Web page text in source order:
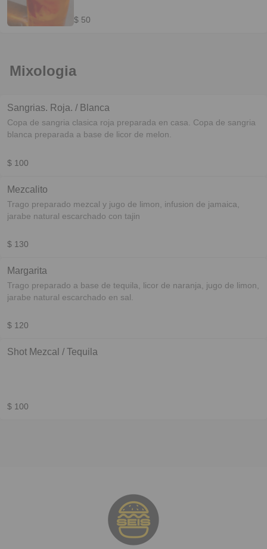
$ 50
Mixologia
Sangrias. Roja. / Blanca
Copa de sangria clasica roja preparada en casa. Copa de sangria
blanca preparada a base de licor de melon.
$ 100
Mezcalito
Trago preparado mezcal y jugo de limon, infusion de jamaica,
jarabe natural escarchado con tajin
$ 130
Margarita
Trago preparado a base de tequila, licor de naranja, jugo de limon,
jarabe natural escarchado en sal.
$ 120
Shot Mezcal / Tequila
$ 100